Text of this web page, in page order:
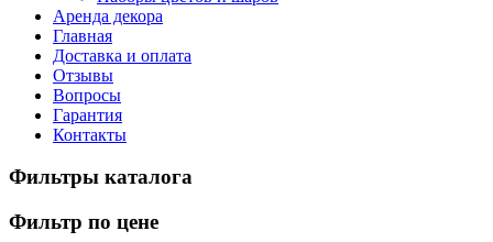
Аренда декора
Главная
Доставка и оплата
Отзывы
Вопросы
Гарантия
Контакты
Фильтры каталога
Фильтр по цене